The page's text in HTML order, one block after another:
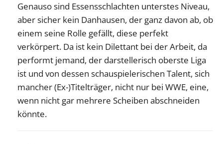
Genauso sind Essensschlachten unterstes Niveau,
aber sicher kein Danhausen, der ganz davon ab, ob
einem seine Rolle gefällt, diese perfekt
verkörpert. Da ist kein Dilettant bei der Arbeit, da
performt jemand, der darstellerisch oberste Liga
ist und von dessen schauspielerischen Talent, sich
mancher (Ex-)Titelträger, nicht nur bei WWE, eine,
wenn nicht gar mehrere Scheiben abschneiden
könnte.